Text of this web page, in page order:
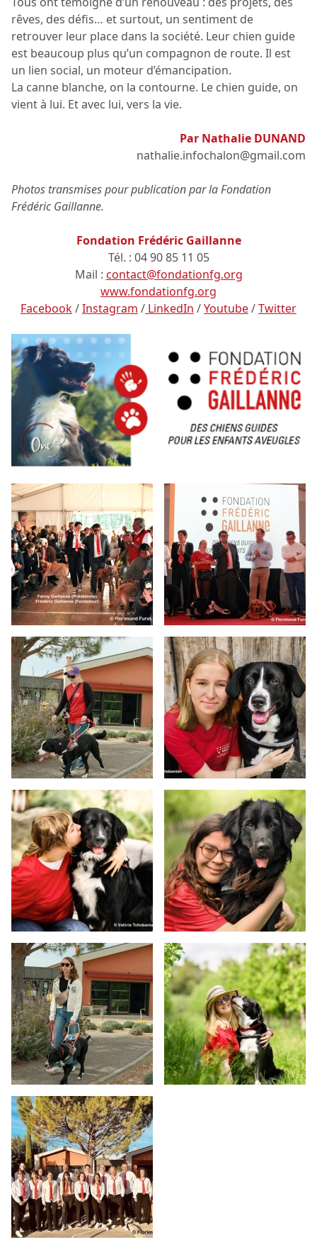
rêves, des défis… et surtout, un sentiment de
retrouver leur place dans la société. Leur chien guide
est beaucoup plus qu’un compagnon de route. Il est
un lien social, un moteur d’émancipation.
La canne blanche, on la contourne. Le chien guide, on
vient à lui. Et avec lui, vers la vie.
Par Nathalie DUNAND
nathalie.infochalon@gmail.com
Photos transmises pour publication par la Fondation
Frédéric Gaillanne.
Fondation Frédéric Gaillanne
Tél. : 04 90 85 11 05
Mail : contact@fondationfg.org
www.fondationfg.org
Facebook/Instagram / LinkedIn /Youtube/Twitter